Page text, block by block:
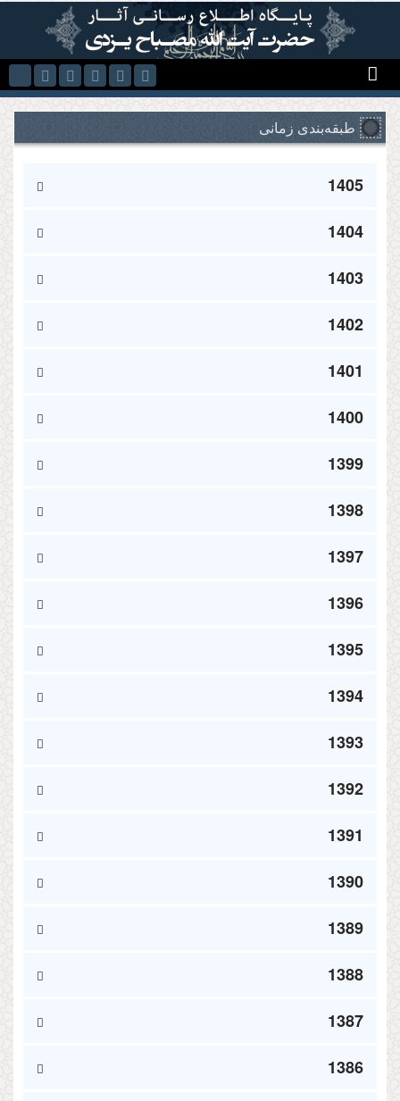
Skip to main content
طبقه‌بندی زمانی
1405
1404
1403
1402
1401
1400
1399
1398
1397
1396
1395
1394
1393
1392
1391
1390
1389
1388
1387
1386